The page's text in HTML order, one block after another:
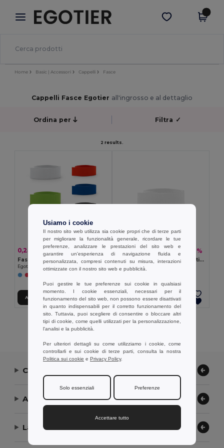
× App Egotier
Prezzi migliori sull'app!
Scarica app
Home Basic | Accessori Cappelli Fasce
Cappelli Fasce Egotier all'ingrosso e al dettaglio
Ordina per Filtra ✓
2 results.
0,24 € 0,26 € -7%
Fascia per cappello in poliestere 100%
Egotier 99428
Aggiungi al carrello
14,87 € -32%
Fascia per cappello sublimatica
Egotier 99458
Aggiungi al carrello
Visualizzazione Di Tutti I Prodotti.
Contattaci
Aiuto or Assistenza
La nostra azienda
Usiamo i cookie
Il nostro sito web utilizza sia cookie propri che di terze parti
per migliorare la funzionalità generale, ricordare le tue
preferenze, analizzare le prestazioni del sito web e
garantire un'esperienza di navigazione fluida e
personalizzata, compresi contenuti su misura, interazioni
ottimizzate con il nostro sito web e pubblicità.
Puoi gestire le tue preferenze sui cookie in qualsiasi
momento. I cookie essenziali, necessari per il
funzionamento del sito web, non possono essere disattivati
in quanto indispensabili per il corretto funzionamento del
sito. Tuttavia, puoi scegliere di consentire o bloccare altri
tipi di cookie, come quelli utilizzati per la personalizzazione,
l'analisi e la pubblicità.
Per ulteriori dettagli su come utilizziamo i cookie, come
controllarli e sui cookie di terze parti, consulta la nostra
Politica sui cookie e Privacy Policy.
Solo essenziali Preferenze
Accettare tutto